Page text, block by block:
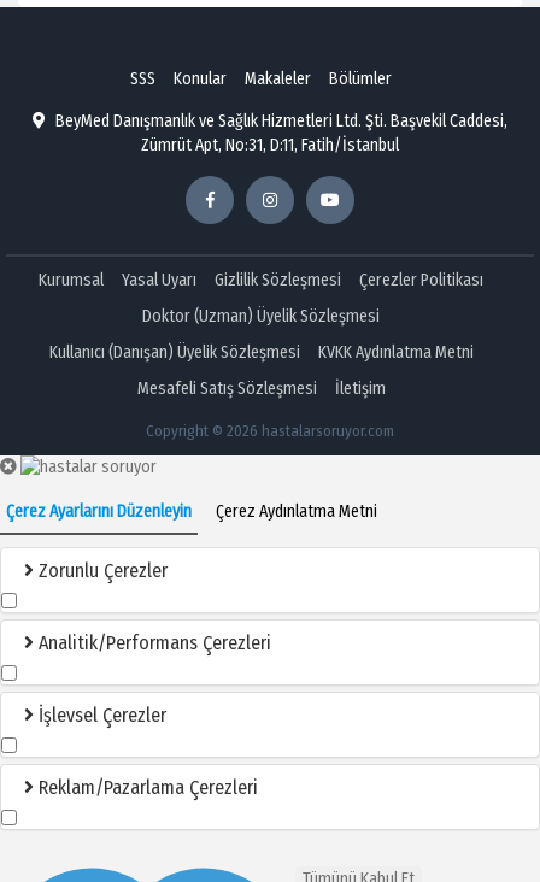
SSS Konular Makaleler Bölümler
BeyMed Danışmanlık ve Sağlık Hizmetleri Ltd. Şti. Başvekil Caddesi,
Zümrüt Apt, No:31, D:11, Fatih/İstanbul
Kurumsal Yasal Uyarı Gizlilik Sözleşmesi
Çerezler Politikası
Doktor (Uzman) Üyelik Sözleşmesi
Kullanıcı (Danışan) Üyelik Sözleşmesi
KVKK Aydınlatma Metni
Mesafeli Satış Sözleşmesi
İletişim
Copyright © 2026 hastalarsoruyor.com
Çerez Ayarlarını Düzenleyin Çerez Aydınlatma Metni
Zorunlu Çerezler
Analitik/Performans Çerezleri
İşlevsel Çerezler
Reklam/Pazarlama Çerezleri